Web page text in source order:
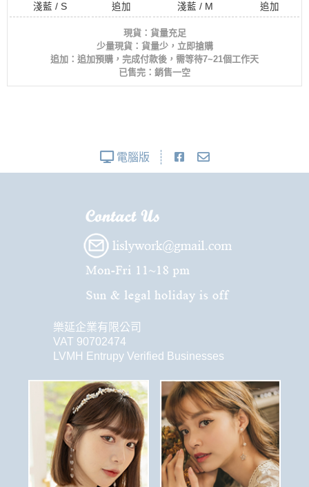
淺藍 / S 追加 淺藍 / M 追加
現貨：貨量充足
少量現貨：貨量少，立即搶購
追加：追加預購，完成付款後，需等待7~21個工作天
已售完：銷售一空
電腦版
樂延企業有限公司
VAT 90702474
LVMH Entrupy Verified Businesses